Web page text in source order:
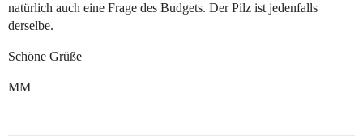
natürlich auch eine Frage des Budgets. Der Pilz ist jedenfalls
derselbe.
Schöne Grüße
MM